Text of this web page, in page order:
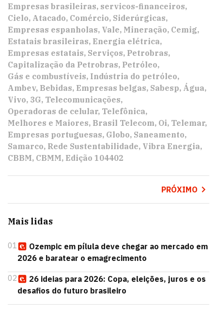
Empresas brasileiras servicos-financeiros
Cielo Atacado Comércio Siderúrgicas
Empresas espanholas Vale Mineração Cemig
Estatais brasileiras Energia elétrica
Empresas estatais Serviços Petrobras
Capitalização da Petrobras Petróleo
Gás e combustíveis Indústria do petróleo
Ambev Bebidas Empresas belgas Sabesp Água
Vivo 3G Telecomunicações
Operadoras de celular Telefônica
Melhores e Maiores Brasil Telecom Oi Telemar
Empresas portuguesas Globo Saneamento
Samarco Rede Sustentabilidade Vibra Energia
CBBM CBMM Edição 104402
PRÓXIMO
Mais lidas
01
Ozempic em pílula deve chegar ao mercado em
2026 e baratear o emagrecimento
02
26 ideias para 2026: Copa, eleições, juros e os
desafios do futuro brasileiro